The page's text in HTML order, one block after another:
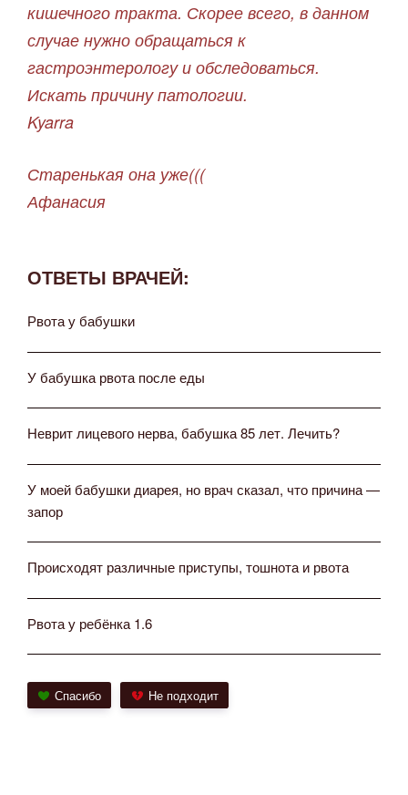
кишечного тракта. Скорее всего, в данном
случае нужно обращаться к
гастроэнтерологу и обследоваться.
Искать причину патологии.
Kyarra
Старенькая она уже(((
Афанасия
ОТВЕТЫ ВРАЧЕЙ:
Рвота у бабушки
У бабушка рвота после еды
Неврит лицевого нерва, бабушка 85 лет. Лечить?
У моей бабушки диарея, но врач сказал, что причина —
запор
Происходят различные приступы, тошнота и рвота
Рвота у ребёнка 1.6
Спасибо Не подходит